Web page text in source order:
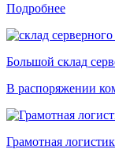
Подробнее
Большой склад
В распоряжении
Грамотная